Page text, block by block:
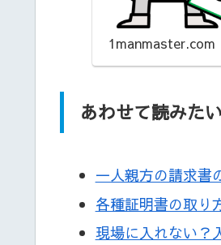
1manmaster.com
あわせて読みたい
一人親方の請求書
各種証明書の取り
現場に入れない？